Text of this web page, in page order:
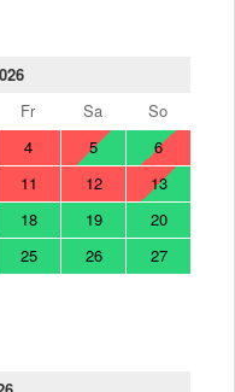
Fr Sa
So
4 5
6
11 12
13
18 19
20
25 26
27